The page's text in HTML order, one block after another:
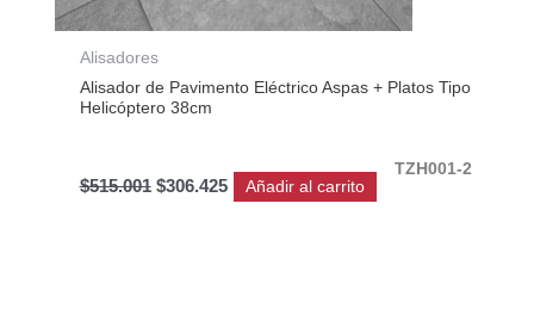
Alisadores
Alisador de Pavimento Eléctrico Aspas + Platos Tipo
Helicóptero 38cm
TZH001-2
$515.001 $306.425 Añadir al carrito